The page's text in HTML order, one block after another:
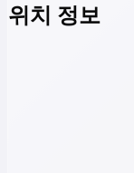
위치 정보